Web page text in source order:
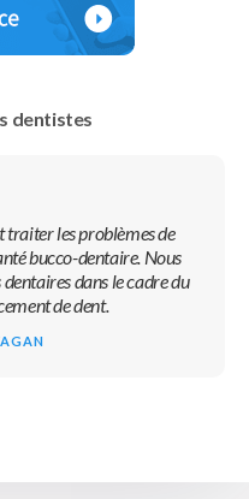
dentistes
traiter les problèmes de
bucco-dentaire. Nous
dans le cadre du
de dent.